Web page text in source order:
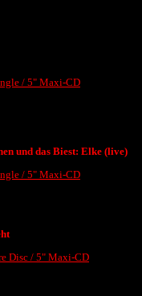
/ 5" Maxi-CD
und das Biest: Elke (live)
/ 5" Maxi-CD
Disc / 5" Maxi-CD